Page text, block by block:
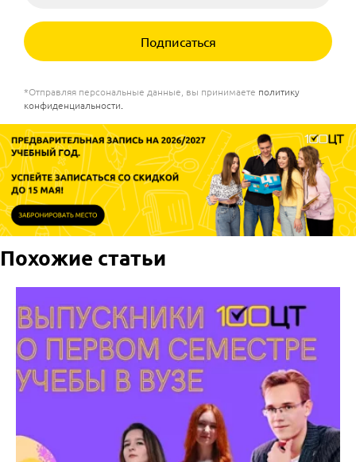
Подписаться
*Отправляя персональные данные, вы принимаете политику
конфиденциальности
Похожие статьи